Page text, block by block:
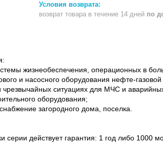
возврат товара в течение 14 дней по
жизнеобеспечения, операционных в
и насосного оборудования нефте-газовой
чрезвычайных ситуациях для МЧС и
оборудования;
загородного дома, поселка.
серии действует гарантия: 1 год либо 1000